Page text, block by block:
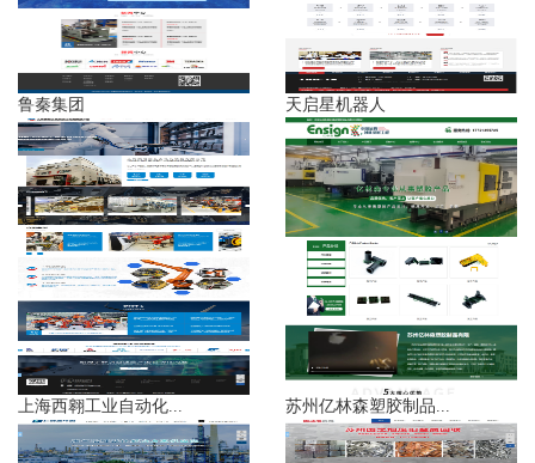
鲁秦集团 天启星机器人
上海西翱工业自动化... 苏州亿林森塑胶制品...